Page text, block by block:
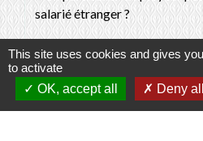
salarié étranger ?
Pour en savoir plus
Site officiel du particulier
This site uses cookies and gives
to activate
OK, accept all
Deny